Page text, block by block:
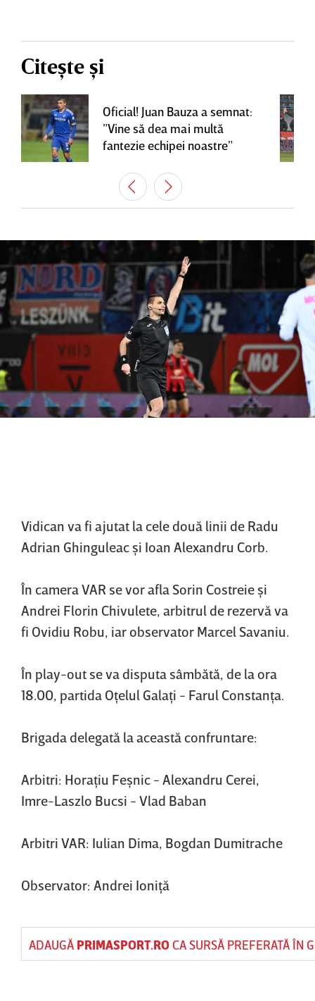
Citește și
Oficial! Juan Bauza a semnat:
”Vine să dea mai multă
fantezie echipei noastre”
Vidican va fi ajutat la cele două linii de Radu
Adrian Ghinguleac şi Ioan Alexandru Corb.
În camera VAR se vor afla Sorin Costreie şi
Andrei Florin Chivulete, arbitrul de rezervă va
fi Ovidiu Robu, iar observator Marcel Savaniu.
În play-out se va disputa sâmbătă, de la ora
18.00, partida Oţelul Galaţi - Farul Constanţa.
Brigada delegată la această confruntare:
Arbitri: Horaţiu Feşnic - Alexandru Cerei,
Imre-Laszlo Bucsi - Vlad Baban
Arbitri VAR: Iulian Dima, Bogdan Dumitrache
Observator: Andrei Ioniţă
ADAUGĂ PRIMASPORT.ROCA SURSĂ PREFERATĂ ÎN